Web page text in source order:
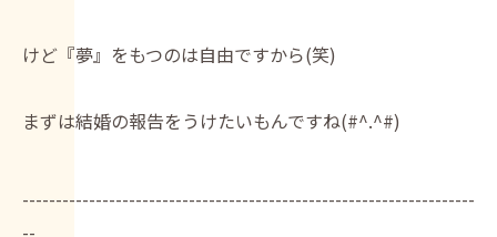
けど『夢』をもつのは自由ですから(笑)
まずは結婚の報告をうけたいもんですね(#^.^#)
--------------------------------------------------------------------
--